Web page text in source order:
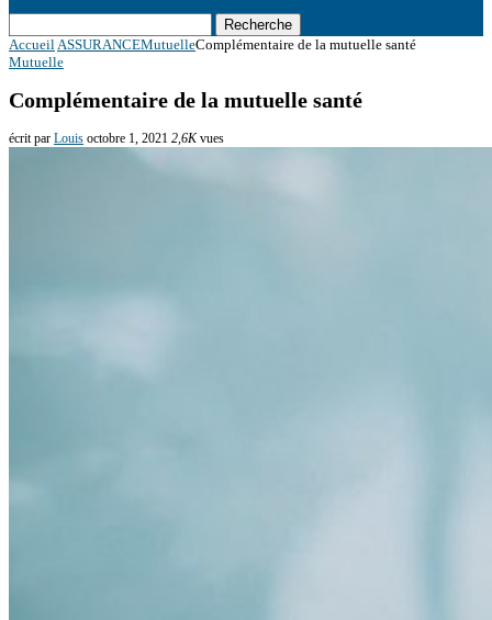
Recherche
AccueilASSURANCEMutuelleComplémentaire de la mutuelle santé
Mutuelle
Complémentaire de la mutuelle santé
écrit par Louis octobre 1, 2021 2,6Kvues